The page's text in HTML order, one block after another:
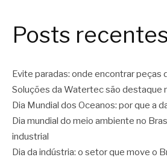
Posts
Evite paradas: onde encontrar peças
Soluções da Watertec são destaque
Dia Mundial dos Oceanos: por que a
Dia mundial do meio ambiente no
industrial
Dia da indústria: o setor que move o